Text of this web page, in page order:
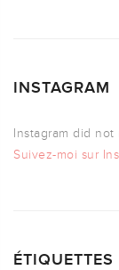
INSTAGRAM
Instagram did
Suivez-moi sur
ÉTIQUETTES